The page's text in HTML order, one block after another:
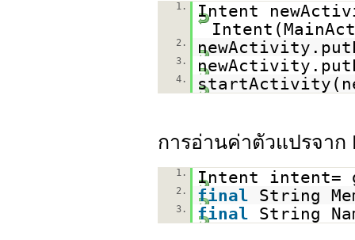
1.
Intent
2.
3.
4.
การอ่านค่าตัวแปรจาก
1. Intent intent=
2. final String
3. final String